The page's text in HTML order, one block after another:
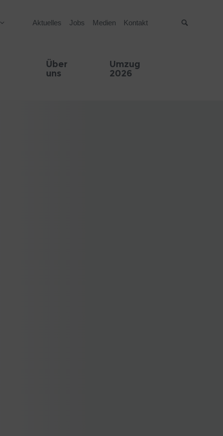
Aktuelles Jobs Medien Kontakt
Über
uns
Umzug
2026